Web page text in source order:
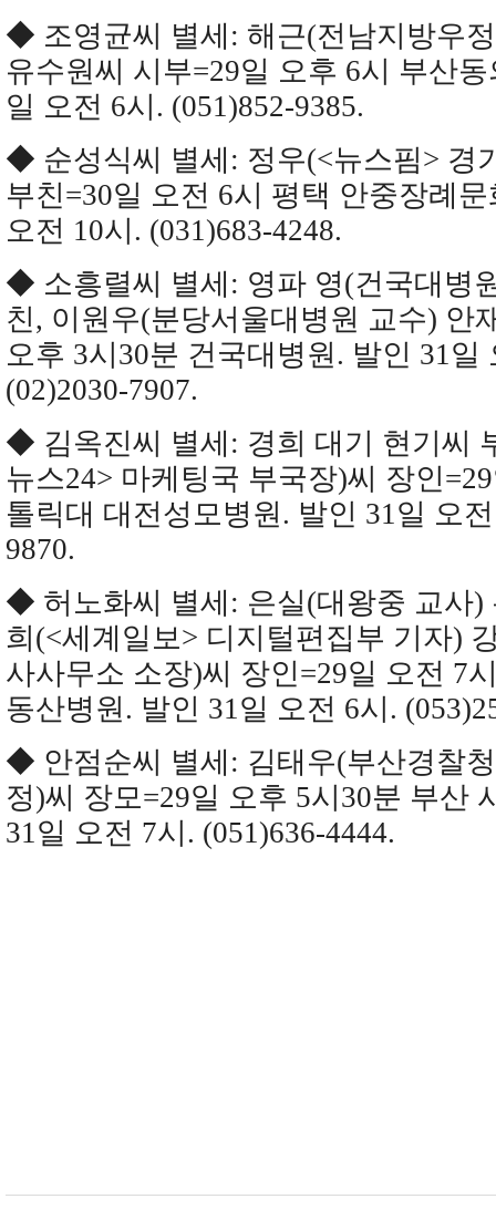
◆ 조영균씨 별세: 해근(전남지방우
유수원씨 시부=29일 오후 6시 부산
일 오전 6시. (051)852-9385.
◆ 순성식씨 별세: 정우(<뉴스핌> 경
부친=30일 오전 6시 평택 안중장례
오전 10시. (031)683-4248.
◆ 소흥렬씨 별세: 영파 영(건국대병
친, 이원우(분당서울대병원 교수) 안
오후 3시30분 건국대병원. 발인 31일
(02)2030-7907.
◆ 김옥진씨 별세: 경희 대기 현기씨
뉴스24> 마케팅국 부국장)씨 장인
톨릭대 대전성모병원. 발인 31일 오
9870.
◆ 허노화씨 별세: 은실(대왕중 교사)
희(<세계일보> 디지털편집부 기자)
사사무소 소장)씨 장인=29일 오전 7
동산병원. 발인 31일 오전 6시.
◆ 안점순씨 별세: 김태우(부산경찰
정)씨 장모=29일 오후 5시30분 부산
31일 오전 7시. (051)636-4444.